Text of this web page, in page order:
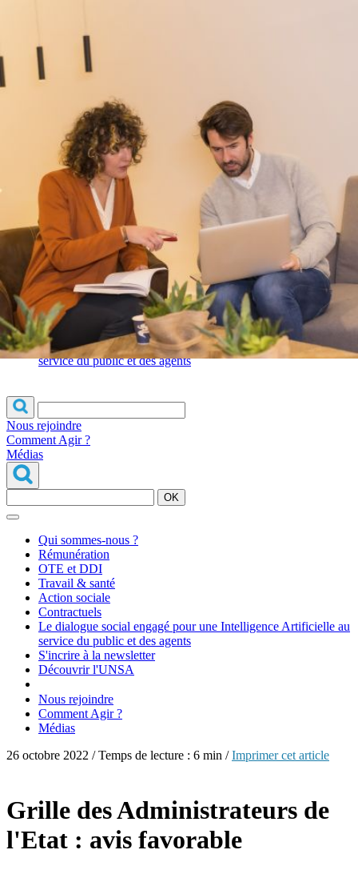
sommes-
nous ?
S'inscrire à
la
newsletter
Découvrir
Rémunération
|
OTE et DDI
|
Travail & santé
|
Action sociale
|
Contractuels
Le dialogue social engagé pour une Intelligence Artificielle au
service du public et des agents
Nous rejoindre
Comment Agir ?
Médias
OK
Qui sommes-nous ?
Rémunération
OTE et DDI
Travail & santé
Action sociale
Contractuels
Le dialogue social engagé pour une Intelligence Artificielle au
service du public et des agents
S'incrire à la newsletter
Découvrir l'UNSA
Nous rejoindre
Comment Agir ?
Médias
26 octobre 2022 / Temps de lecture : 6 min /Imprimer cet article
Grille des Administrateurs de
l'Etat : avis favorable